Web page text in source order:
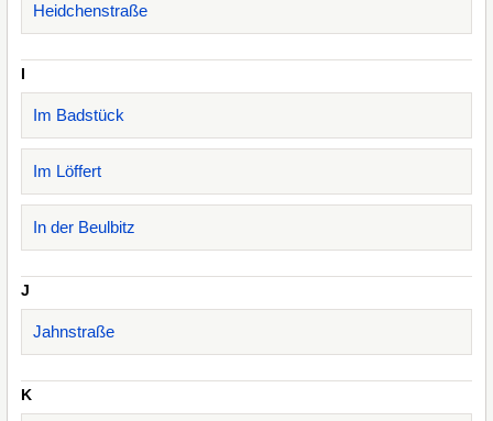
Heidchenstraße
I
Im Badstück
Im Löffert
In der Beulbitz
J
Jahnstraße
K